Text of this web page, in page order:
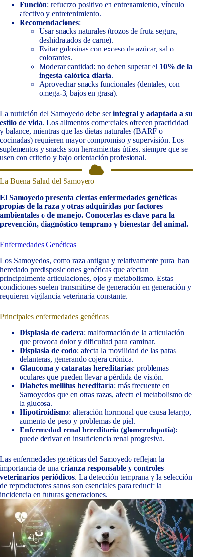
Función: refuerzo positivo en entrenamiento, vínculo
afectivo y entretenimiento.
Recomendaciones:
Usar snacks naturales (trozos de fruta segura,
deshidratados de carne).
Evitar golosinas con exceso de azúcar, sal o
colorantes.
Moderar cantidad: no deben superar el 10% de la
ingesta calórica diaria.
Aprovechar snacks funcionales (dentales, con
omega-3, bajos en grasa).
La nutrición del Samoyedo debe serintegral y adaptada a su
estilo de vida. Los alimentos comerciales ofrecen practicidad
y balance, mientras que las dietas naturales (BARF o
cocinadas) requieren mayor compromiso y supervisión. Los
suplementos y snacks son herramientas útiles, siempre que se
usen con criterio y bajo orientación profesional.
La Buena Salud del Samoyero
El Samoyedo presenta ciertas enfermedades genéticas
propias de la raza y otras adquiridas por factores
ambientales o de manejo. Conocerlas es clave para la
prevención, diagnóstico temprano y bienestar del animal.
Enfermedades Genéticas
Los Samoyedos, como raza antigua y relativamente pura, han
heredado predisposiciones genéticas que afectan
principalmente articulaciones, ojos y metabolismo. Estas
condiciones suelen transmitirse de generación en generación y
requieren vigilancia veterinaria constante.
Principales enfermedades genéticas
Displasia de cadera: malformación de la articulación
que provoca dolor y dificultad para caminar.
Displasia de codo: afecta la movilidad de las patas
delanteras, generando cojera crónica.
Glaucoma y cataratas hereditarias: problemas
oculares que pueden llevar a pérdida de visión.
Diabetes mellitus hereditaria: más frecuente en
Samoyedos que en otras razas, afecta el metabolismo de
la glucosa.
Hipotiroidismo: alteración hormonal que causa letargo,
aumento de peso y problemas de piel.
Enfermedad renal hereditaria (glomerulopatía):
puede derivar en insuficiencia renal progresiva.
Las enfermedades genéticas del Samoyedo reflejan la
importancia de una crianza responsable y controles
veterinarios periódicos. La detección temprana y la selección
de reproductores sanos son esenciales para reducir la
incidencia en futuras generaciones.